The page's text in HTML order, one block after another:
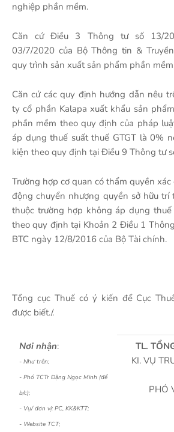
nghiệp phần mềm.
Căn cứ Điều 3 Thông tư số 13/
03/7/2020 của Bộ Thông tin &
quy trình sản xuất sản phẩm phần
Căn cứ các quy định hướng dẫn nêu
ty cổ phần Kalapa xuất khẩu sản
phần mềm theo quy định của pháp
áp dụng thuế suất thuế GTGT là 0%
kiện theo quy định tại Điều 9 Thông tư
Trường hợp cơ quan có thẩm quyền
động chuyển nhượng quyền sở hữu trí
thuộc trường hợp không áp dụng thuế
theo quy định tại Khoản 2 Điều 1
BTC ngày 12/8/2016 của Bộ Tài chính.
Tổng cục Thuế có ý kiến để Cục
được biết./.
Nơi nhận:
- Như trên;
- Phó TCTr Đặng Ngọc Minh (để
b/c);
- Vụ/ đơn vị: PC, KK&KTT;
- Website TCT;
TL.
KI. VỤ
PHÓ